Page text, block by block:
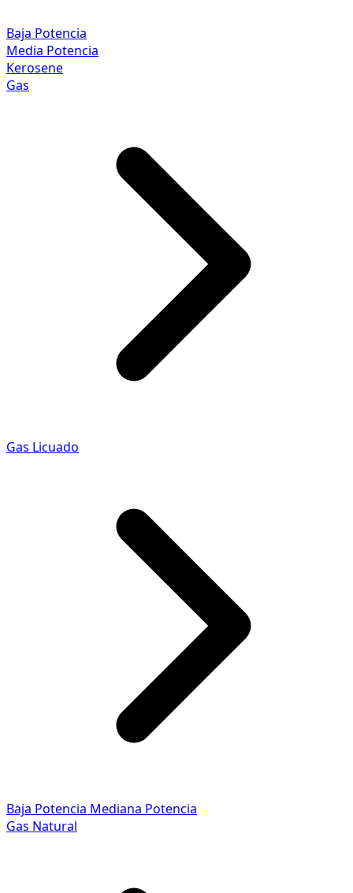
Baja Potencia
Media Potencia
Kerosene
Gas
Gas Licuado
Baja Potencia Mediana Potencia
Gas Natural